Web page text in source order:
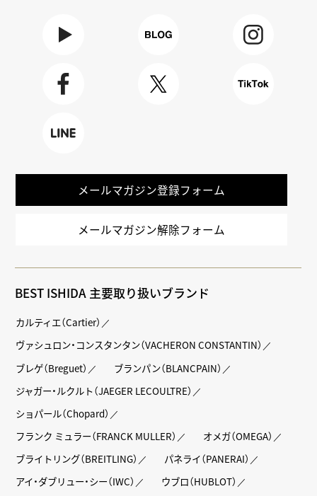
メールマガジン登録フォーム
メールマガジン解除フォーム
BEST ISHIDA 主要取り扱いブランド
カルティエ（Cartier）
ヴァシュロン・コンスタンタン（VACHERON CONSTANTIN）
ブレゲ（Breguet）
ブランパン（BLANCPAIN）
ジャガー・ルクルト（JAEGER LECOULTRE）
ショパール（Chopard）
フランク ミュラー（FRANCK MULLER）
オメガ（OMEGA）
ブライトリング（BREITLING）
パネライ（PANERAI）
アイ・ダブリュー・シー（IWC）
ウブロ（HUBLOT）